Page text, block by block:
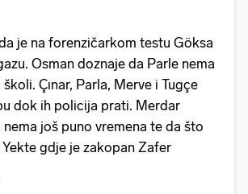
je na forenzičarkom testu Göksa
Osman doznaje da Parle nema
Çınar, Parla, Merve i Tugçe
dok ih policija prati. Merdar
još puno vremena te da što
gdje je zakopan Zafer